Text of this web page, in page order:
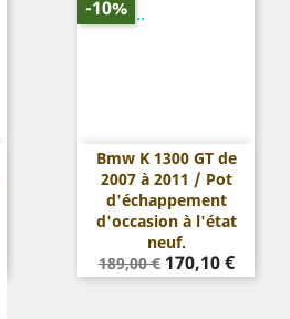
Bmw K 1300 GT de
2007 à 2011 / Pot
d'échappement
d'occasion à l'état
neuf.
Prix
de
189,00 € Prix
170,10 €
-10%